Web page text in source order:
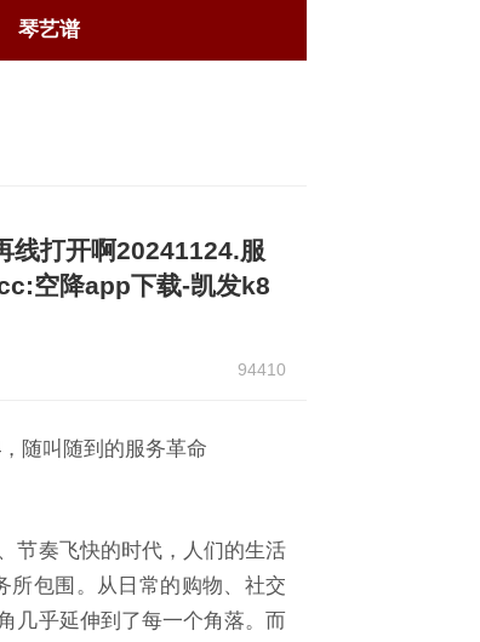
琴艺谱
线打开啊20241124.服
空降app下载-凯发k8
94410
随叫随到的服务革命
节奏飞快的时代，人们的生活
所包围。从日常的购物、社交
几乎延伸到了每一个角落。而